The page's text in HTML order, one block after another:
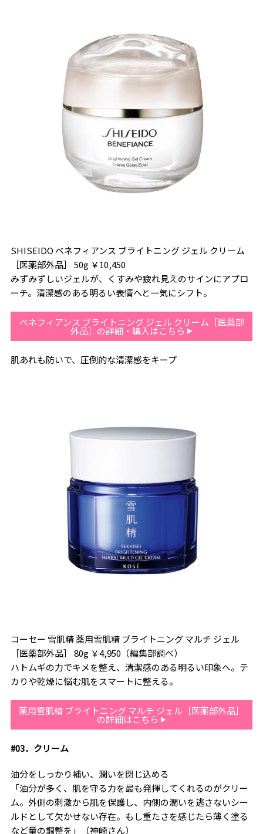
SHISEIDO ベネフィアンス ブライトニング ジェル クリーム
［医薬部外品］ 50g ￥10,450
みずみずしいジェルが、くすみや疲れ見えのサインにアプロ
ーチ。清潔感のある明るい表情へと一気にシフト。
ベネフィアンス ブライトニング ジェル クリーム［医薬部
外品］の詳細・購入はこちら
肌あれも防いで、圧倒的な清潔感をキープ
コーセー 雪肌精 薬用雪肌精 ブライトニング マルチ ジェル
［医薬部外品］ 80g ￥4,950（編集部調べ）
ハトムギの力でキメを整え、清潔感のある明るい印象へ。テ
カりや乾燥に悩む肌をスマートに整える。
薬用雪肌精 ブライトニング マルチ ジェル［医薬部外品］
の詳細はこちら
#03．クリーム
油分をしっかり補い、潤いを閉じ込める
「油分が多く、肌を守る力を最も発揮してくれるのがクリー
ム。外側の刺激から肌を保護し、内側の潤いを逃さないシー
ルドとして欠かせない存在。もし重たさを感じたら薄く塗る
など量の調整を」（神崎さん）